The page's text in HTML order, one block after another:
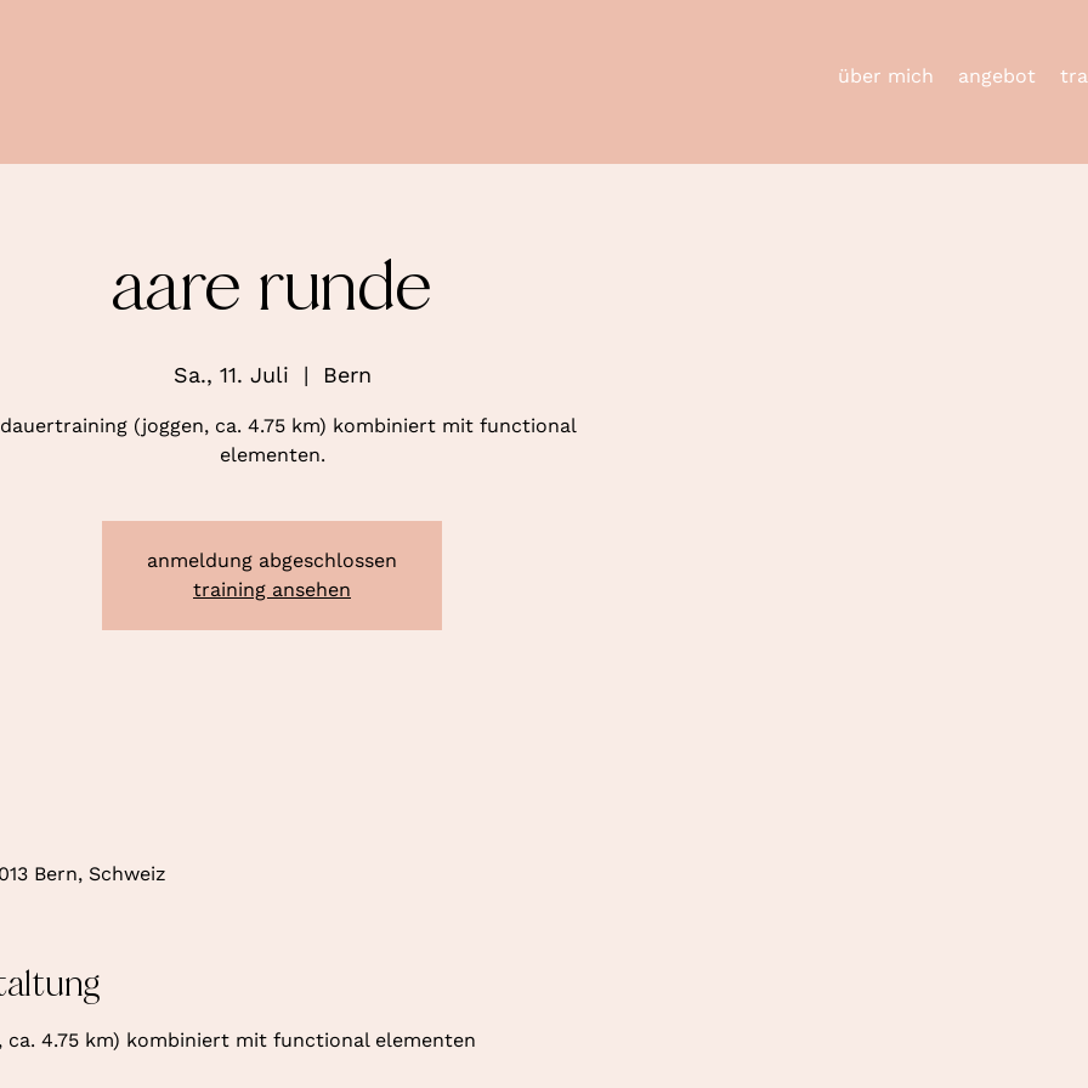
über mich angebot
aare runde
Sa., 11. Juli
  |
Bern
(joggen, ca. 4.75 km) kombiniert mit functional
elementen.
anmeldung abgeschlossen
training ansehen
Bern, Schweiz
ca. 4.75 km) kombiniert mit functional elementen